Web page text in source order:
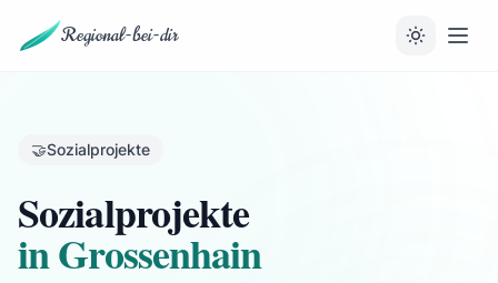
Regional-bei-dir
🤝Sozialprojekte
Sozialprojekte
in Grossenhain